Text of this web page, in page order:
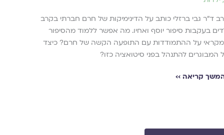
ד"ר גבי ברזלי כותב על הדינימיקות של חרם חברתי בקרב
בעקבות סיפור יוסף ואחיו. מה אפשר ללמוד מהסיפור
על ההתמודדות עם התופעה הקשה של חרם? כיצד
המבוגרים להתנהל בפני סיטואציה כזו?
קריאה ››